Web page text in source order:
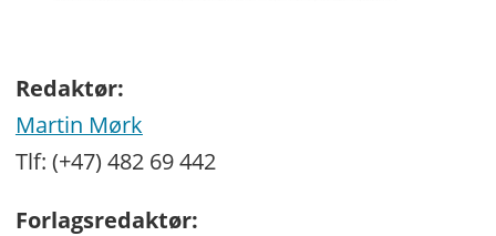
Redaktør:
Martin Mørk
Tlf: (+47) 482 69 442
Forlagsredaktør: